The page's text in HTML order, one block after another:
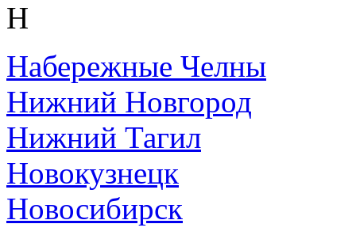
Н
Набережные Челны
Нижний Новгород
Нижний Тагил
Новокузнецк
Новосибирск